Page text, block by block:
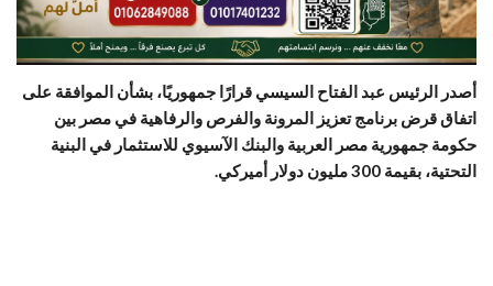
أصدر الرئيس عبد الفتاح السيسي قرارًا جمهوريًا، بشأن الموافقة على
اتفاق قرض برنامج تعزيز المرونة والفرص والرفاهية في مصر بين
حكومة جمهورية مصر العربية والبنك الآسيوي للاستثمار في البنية
التحتية، بقيمة 300 مليون دولار أميركي.